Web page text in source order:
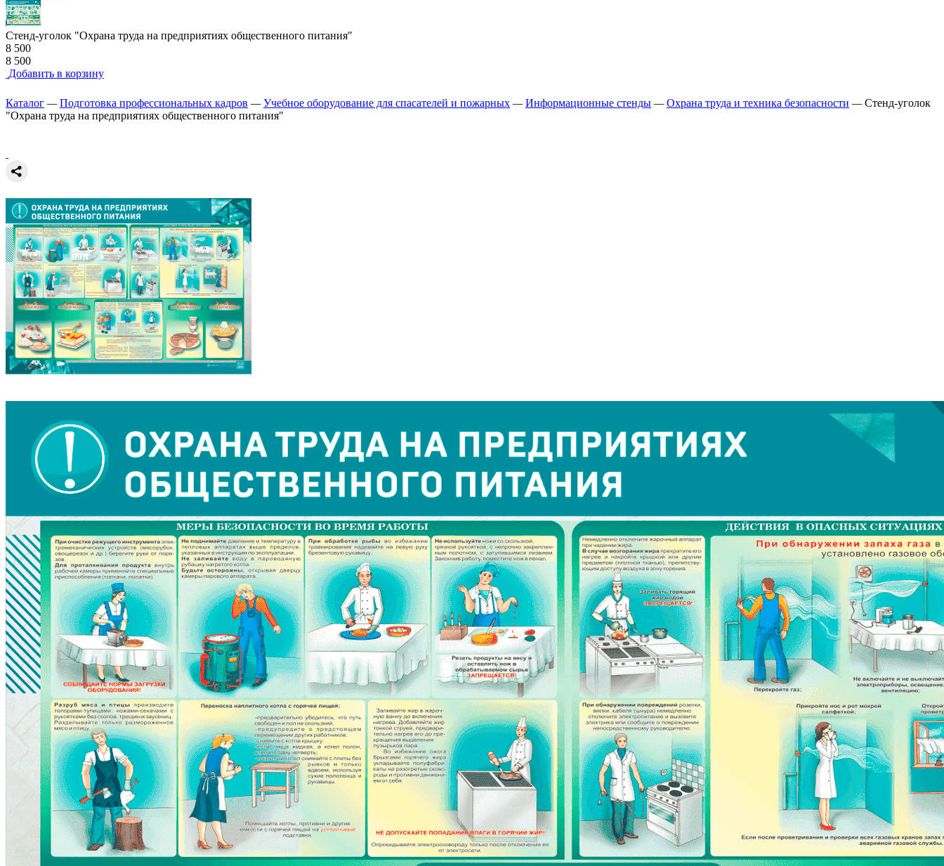
Стенд-уголок "Охрана труда на предприятиях общественного питания"
8 500
8 500
Добавить в корзину
Каталог —Подготовка профессиональных кадров —Учебное оборудование для спасателей и пожарных —Информационные стенды —Охрана труда и техника безопасности —Стенд-уголок
"Охрана труда на предприятиях общественного питания"